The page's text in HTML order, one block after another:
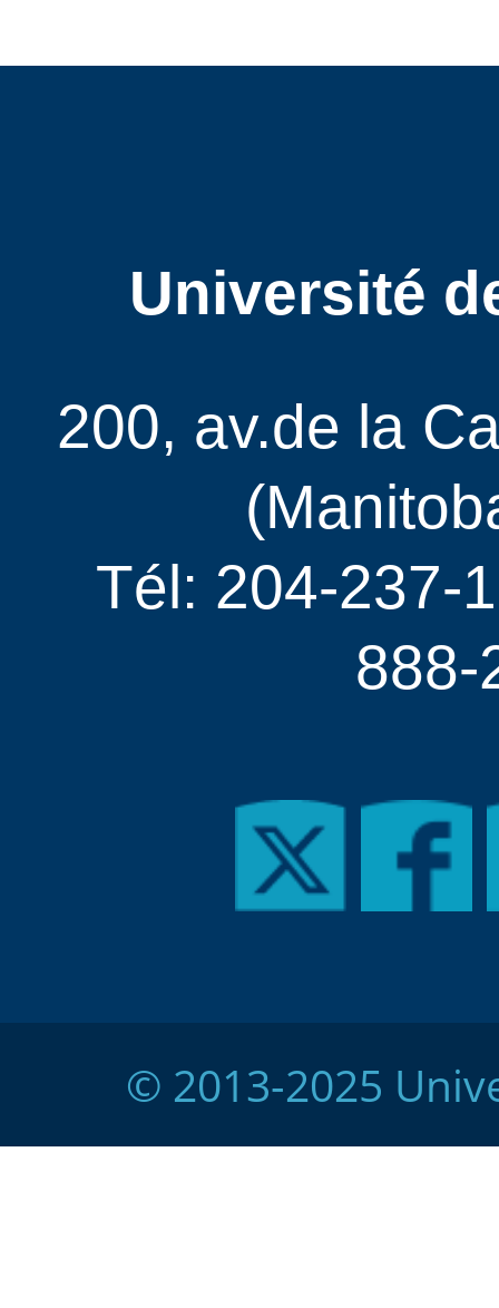
Université
200, av.de la
Tél: 204-237-
888-
© 2013-2025